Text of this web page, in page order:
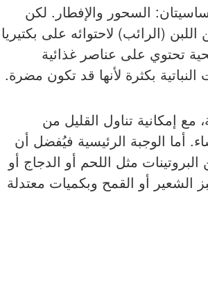
السحور والإفطار. لكن
(الرائب) لاحتوائه على بكتيريا
تحتوي على عناصر غذائية
بكثرة لأنها قد تكون مضرة.
إمكانية تناول القليل من
أما الوجبة الرئيسية فيُفضل أن
بحيث تحتوي على 50% من الخضروات، و25% من البروتينات مثل اللحم أو الدجاج أو
خبز الشعير أو القمح وبكميات معتدلة